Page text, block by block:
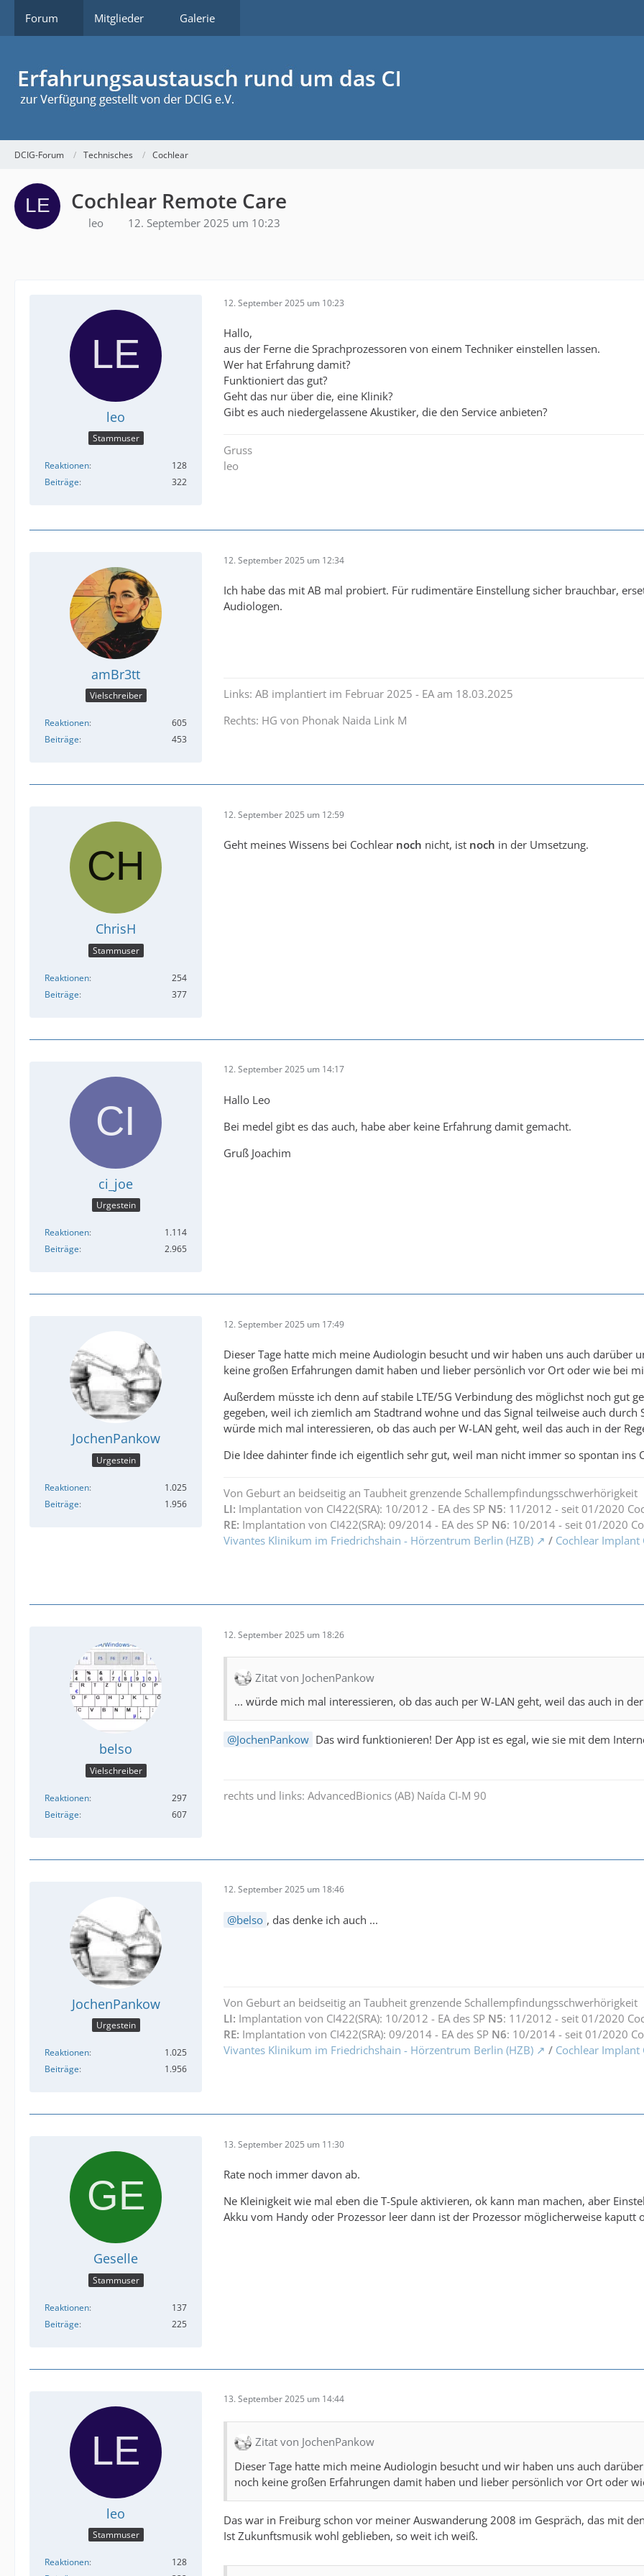
Forum Mitglieder Galerie
DCIG-Forum Technisches Cochlear
Cochlear Remote Care
leo 12. September 2025 um 10:23
leo
Stammuser
Reaktionen
128
Beiträge
322
12. September 2025 um 10:23
Hallo,
aus der Ferne die Sprachprozessoren von einem Techniker einstellen lassen.
Wer hat Erfahrung damit?
Funktioniert das gut?
Geht das nur über die, eine Klinik?
Gibt es auch niedergelassene Akustiker, die den Service anbieten?
Gruss
leo
amBr3tt
Vielschreiber
Reaktionen
605
Beiträge
453
12. September 2025 um 12:34
Ich habe das mit AB mal probiert. Für rudimentäre Einstellung sicher brauchbar,
Audiologen.
Links: AB implantiert im Februar 2025 - EA am 18.03.2025
Rechts: HG von Phonak Naida Link M
ChrisH
Stammuser
Reaktionen
254
Beiträge
377
12. September 2025 um 12:59
Geht meines Wissens bei Cochlear noch nicht, ist noch in der Umsetzung.
ci_joe
Urgestein
Reaktionen
1.114
Beiträge
2.965
12. September 2025 um 14:17
Hallo Leo
Bei medel gibt es das auch, habe aber keine Erfahrung damit gemacht.
Gruß Joachim
JochenPankow
Urgestein
Reaktionen
1.025
Beiträge
1.956
12. September 2025 um 17:49
Dieser Tage hatte mich meine Audiologin besucht und wir haben uns auch darüber
keine großen Erfahrungen damit haben und lieber persönlich vor Ort oder wie bei
Außerdem müsste ich denn auf stabile LTE/5G Verbindung des möglichst noch gut
gegeben, weil ich ziemlich am Stadtrand wohne und das Signal teilweise auch
würde mich mal interessieren, ob das auch per W-LAN geht, weil das auch in der
Die Idee dahinter finde ich eigentlich sehr gut, weil man nicht immer so spontan ins
Von Geburt an beidseitig an Taubheit grenzende Schallempfindungsschwerhörigkeit
LI: Implantation von CI422(SRA): 10/2012 - EA des SP N5: 11/2012 - seit 01/2020
RE: Implantation von CI422(SRA): 09/2014 - EA des SP N6: 10/2014 - seit 01/2020
Vivantes Klinikum im Friedrichshain - Hörzentrum Berlin (HZB)
/ Cochlear
belso
Vielschreiber
Reaktionen
297
Beiträge
607
12. September 2025 um 18:26
Zitat von JochenPankow
... würde mich mal interessieren, ob das auch per W-LAN geht, weil das auch in
JochenPankow Das wird funktionieren! Der App ist es egal, wie sie mit dem
rechts und links: AdvancedBionics (AB) Naída CI-M 90
JochenPankow
Urgestein
Reaktionen
1.025
Beiträge
1.956
12. September 2025 um 18:46
belso , das denke ich auch ...
Von Geburt an beidseitig an Taubheit grenzende Schallempfindungsschwerhörigkeit
LI: Implantation von CI422(SRA): 10/2012 - EA des SP N5: 11/2012 - seit 01/2020
RE: Implantation von CI422(SRA): 09/2014 - EA des SP N6: 10/2014 - seit 01/2020
Vivantes Klinikum im Friedrichshain - Hörzentrum Berlin (HZB)
/ Cochlear
Geselle
Stammuser
Reaktionen
137
Beiträge
225
13. September 2025 um 11:30
Rate noch immer davon ab.
Ne Kleinigkeit wie mal eben die T-Spule aktivieren, ok kann man machen, aber
Akku vom Handy oder Prozessor leer dann ist der Prozessor möglicherweise kaputt
leo
Stammuser
Reaktionen
128
13. September 2025 um 14:44
Zitat von JochenPankow
Dieser Tage hatte mich meine Audiologin besucht und wir haben uns auch
noch keine großen Erfahrungen damit haben und lieber persönlich vor Ort oder
Das war in Freiburg schon vor meiner Auswanderung 2008 im Gespräch, das mit
Ist Zukunftsmusik wohl geblieben, so weit ich weiß.